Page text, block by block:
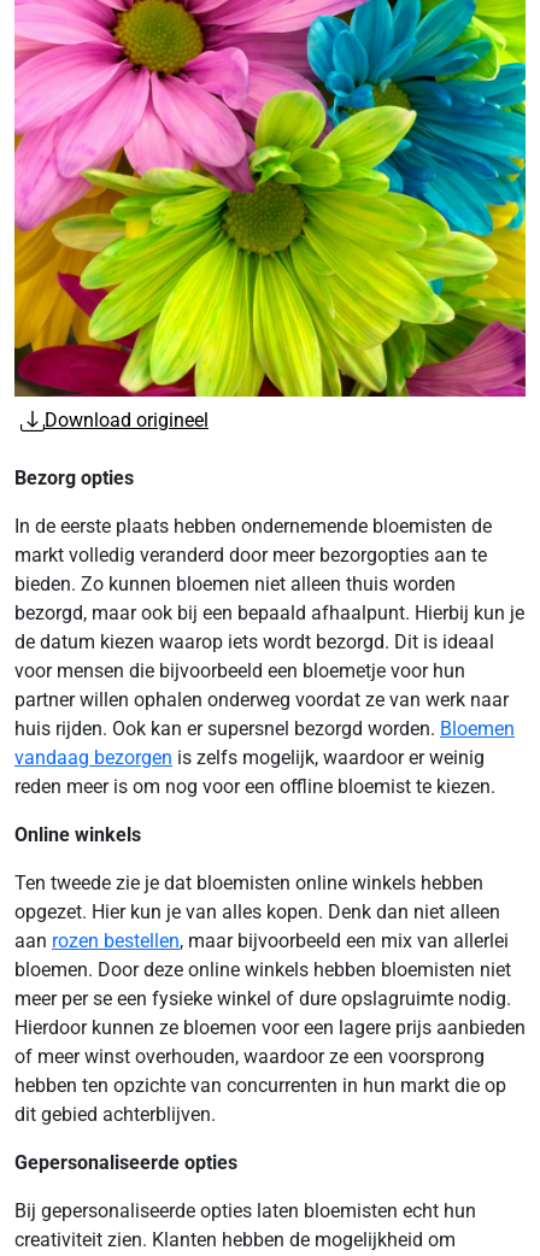
Download origineel
Bezorg opties
In de eerste plaats hebben ondernemende bloemisten de
markt volledig veranderd door meer bezorgopties aan te
bieden. Zo kunnen bloemen niet alleen thuis worden
bezorgd, maar ook bij een bepaald afhaalpunt. Hierbij kun je
de datum kiezen waarop iets wordt bezorgd. Dit is ideaal
voor mensen die bijvoorbeeld een bloemetje voor hun
partner willen ophalen onderweg voordat ze van werk naar
huis rijden. Ook kan er supersnel bezorgd worden. Bloemen
vandaag bezorgen is zelfs mogelijk, waardoor er weinig
reden meer is om nog voor een offline bloemist te kiezen.
Online winkels
Ten tweede zie je dat bloemisten online winkels hebben
opgezet. Hier kun je van alles kopen. Denk dan niet alleen
aan rozen bestellen, maar bijvoorbeeld een mix van allerlei
bloemen. Door deze online winkels hebben bloemisten niet
meer per se een fysieke winkel of dure opslagruimte nodig.
Hierdoor kunnen ze bloemen voor een lagere prijs aanbieden
of meer winst overhouden, waardoor ze een voorsprong
hebben ten opzichte van concurrenten in hun markt die op
dit gebied achterblijven.
Gepersonaliseerde opties
Bij gepersonaliseerde opties laten bloemisten echt hun
creativiteit zien. Klanten hebben de mogelijkheid om